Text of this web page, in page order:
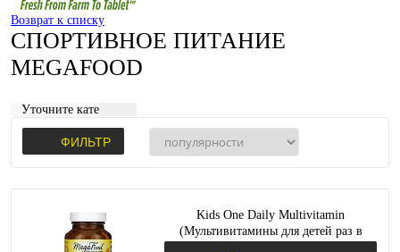
Возврат к списку
СПОРТИВНОЕ ПИТАНИЕ
MEGAFOOD
Уточните категорию:
ФИЛЬТР
Kids One Daily Multivitamin
(Мультивитамины для детей раз в